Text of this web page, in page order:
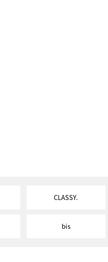
CLASSY.
bis